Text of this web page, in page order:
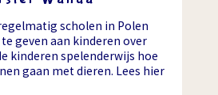
scholen in Polen
geven aan kinderen over
kinderen spelenderwijs hoe
gaan met dieren. Lees hier